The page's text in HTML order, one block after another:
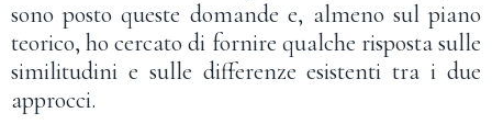
sono posto queste domande e, almeno sul piano
teorico, ho cercato di fornire qualche risposta sulle
similitudini e sulle differenze esistenti tra i due
approcci.